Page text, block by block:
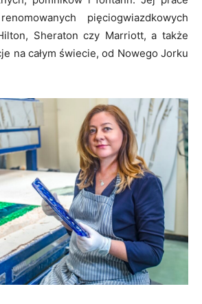
pięciogwiazdkowych
Sheraton czy Marriott, a także
na całym świecie, od Nowego Jorku